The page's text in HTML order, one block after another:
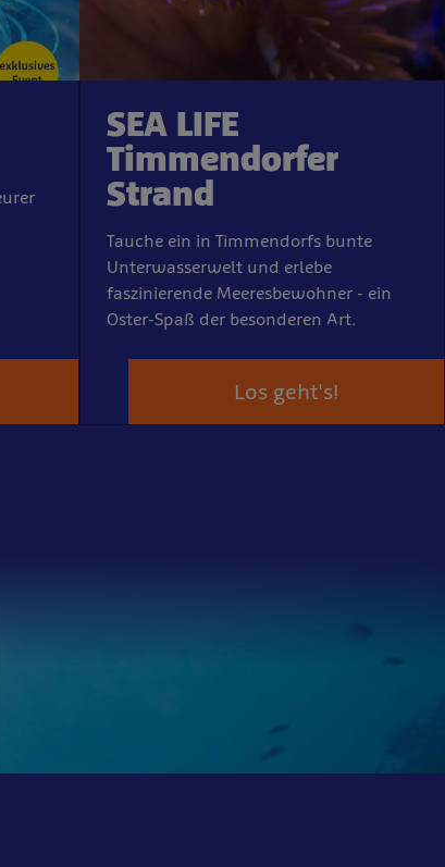
SEA LIFE
Timmendorfer
Strand
Tauche ein in Timmendorfs bunte
Unterwasserwelt und erlebe
faszinierende Meeresbewohner - ein
Oster-Spaß der besonderen Art.
Los geht's!